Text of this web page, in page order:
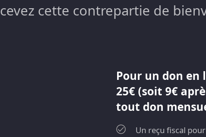
cette contrepartie de
Pour un don en
25€ (soit 9€
tout don
Un reçu fiscal